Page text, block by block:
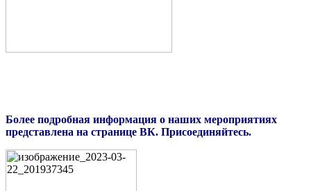
Более подробная информация о наших мероприятиях
представлена на странице ВК. Присоединяйтесь.